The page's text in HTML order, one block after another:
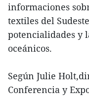
informaciones
textiles del
potencialidades y
oceánicos.
Según Julie
Conferencia y